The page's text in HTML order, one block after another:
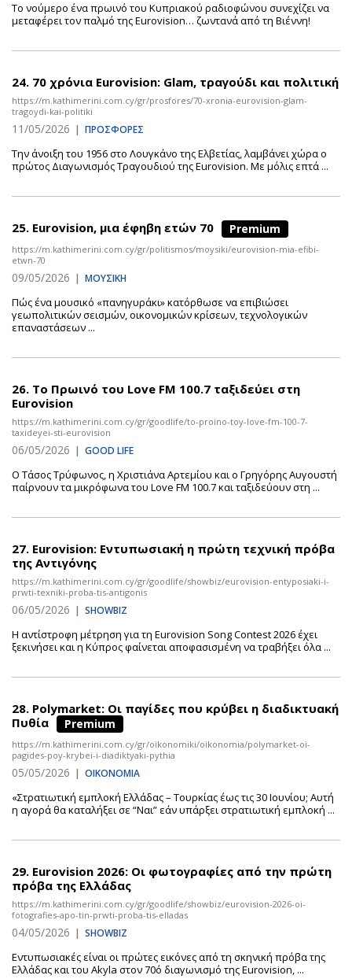
Το νούμερο ένα πρωινό του Κυπριακού ραδιοφώνου συνεχίζει να
μεταφέρει τον παλμό της Eurovision… ζωντανά από τη Βιέννη!
24. 70 χρόνια Eurovision: Glam, τραγούδι και πολιτική
https://m.kathimerini.com.cy/gr/prosfores/70-xronia-eurovision-glam-
tragoydi-kai-politiki
11/05/2026 | ΠΡΟΣΦΟΡΕΣ
Την άνοιξη του 1956 στο Λουγκάνο της Ελβετίας, λαμβάνει χώρα ο
πρώτος Διαγωνισμός Τραγουδιού της Eurovision. Με μόλις επτά ...
25. Eurovision, μια έφηβη ετών 70 Premium
https://m.kathimerini.com.cy/gr/politismos/moysiki/eurovision-mia-efibi-
etwn-70
09/05/2026 | ΜΟΥΣΙΚΗ
Πώς ένα μουσικό «πανηγυράκι» κατόρθωσε να επιβιώσει
γεωπολιτικών σεισμών, οικονομικών κρίσεων, τεχνολογικών
επαναστάσεων ...
26. Το Πρωινό του Love FM 100.7 ταξιδεύει στη
Eurovision
https://m.kathimerini.com.cy/gr/goodlife/to-proino-toy-love-fm-100-7-
taxideyei-sti-eurovision
06/05/2026 | GOOD LIFE
Ο Τάσος Τρύφωνος, η Χριστιάνα Αρτεμίου και ο Γρηγόρης Αυγουστή
παίρνουν τα μικρόφωνα του Love FM 100.7 και ταξιδεύουν στη ...
27. Eurovision: Εντυπωσιακή η πρώτη τεχνική πρόβα
της Αντιγόνης
https://m.kathimerini.com.cy/gr/goodlife/showbiz/eurovision-entyposiaki-i-
prwti-texniki-proba-tis-antigonis
06/05/2026 | SHOWBIZ
Η αντίστροφη μέτρηση για τη Eurovision Song Contest 2026 έχει
ξεκινήσει και η Κύπρος φαίνεται αποφασισμένη να τραβήξει όλα ...
28. Polymarket: Οι παγίδες που κρύβει η διαδικτυακή
Πυθία
Premium
https://m.kathimerini.com.cy/gr/oikonomiki/oikonomia/polymarket-oi-
pagides-poy-krybei-i-diadiktyaki-pythia
05/05/2026 | ΟΙΚΟΝΟΜΙΑ
«Στρατιωτική εμπλοκή Ελλάδας – Τουρκίας έως τις 30 Ιουνίου; Αυτή
η αγορά θα καταλήξει σε “Ναι” εάν υπάρξει στρατιωτική εμπλοκή ...
29. Eurovision 2026: Οι φωτογραφίες από την πρώτη
πρόβα της Ελλάδας
https://m.kathimerini.com.cy/gr/goodlife/showbiz/eurovision-2026-oi-
fotografies-apo-tin-prwti-proba-tis-elladas
04/05/2026 | SHOWBIZ
Εντυπωσιακές είναι οι πρώτες εικόνες από τη σκηνική πρόβα της
Ελλάδας και του Akyla στον 70ό διαγωνισμό της Eurovision, ...